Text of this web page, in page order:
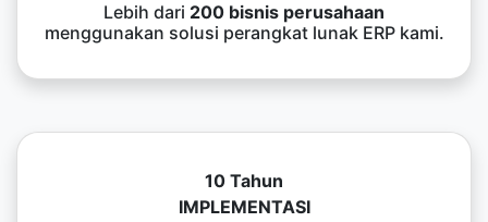
Lebih dari 200 bisnis perusahaan
menggunakan solusi perangkat lunak ERP kami.
10 Tahun
IMPLEMENTASI